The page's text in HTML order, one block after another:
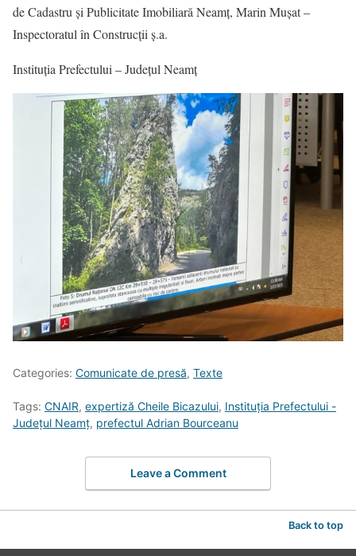
de Cadastru și Publicitate Imobiliară Neamț, Marin Mușat –
Inspectoratul în Construcții ș.a.
Instituția Prefectului – Județul Neamț
Categories: Comunicate de presă, Texte
Tags: CNAIR, expertiză Cheile Bicazului, Instituția Prefectului -
Județul Neamț, prefectul Adrian Bourceanu
Leave a Comment
Back to top